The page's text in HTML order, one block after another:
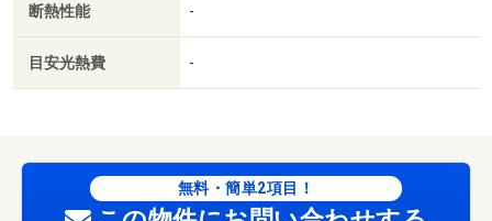
断熱性能 -
目安光熱費 -
無料・簡単2項目！